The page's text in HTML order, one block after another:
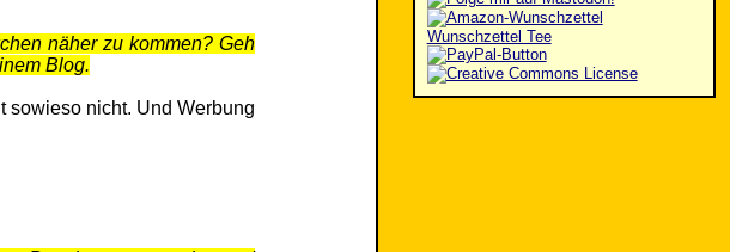
näher zu kommen? Geh
Blog.
sowieso nicht. Und Werbung
Wunschzettel Tee